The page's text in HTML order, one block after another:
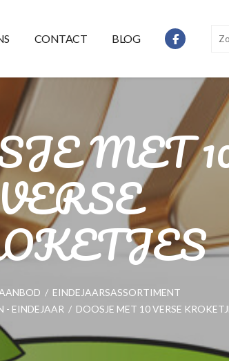
CONTACT BLOG
MET
/ EINDEJAARSASSORTIMENT
- EINDEJAAR / DOOSJE MET 10 VERSE